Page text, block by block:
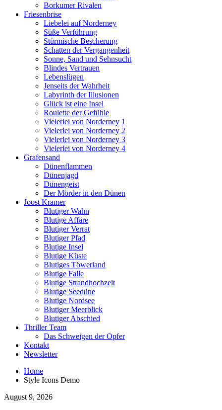
Borkumer Rivalen
Friesenbrise
Liebelei auf Norderney
Süße Verführung
Stürmische Bescherung
Schatten der Vergangenheit
Sonne, Sand und Sehnsucht
Blindes Vertrauen
Lebenslügen
Jenseits der Wahrheit
Labyrinth der Illusionen
Glück ist eine Insel
Roulette der Gefühle
Vielerlei von Norderney 1
Vielerlei von Norderney 2
Vielerlei von Norderney 3
Vielerlei von Norderney 4
Grafensand
Dünenflammen
Dünenjagd
Dünengeist
Der Mörder in den Dünen
Joost Kramer
Blutiger Wahn
Blutige Affäre
Blutiger Verrat
Blutiger Pfad
Blutige Insel
Blutige Küste
Blutiges Töwerland
Blutige Falle
Blutige Strandhochzeit
Blutige Seedüne
Blutige Nordsee
Blutiger Meerblick
Blutiger Abschied
Thriller Team
Das Schweigen der Opfer
Kontakt
Newsletter
Home
Style Icons Demo
August 9, 2026